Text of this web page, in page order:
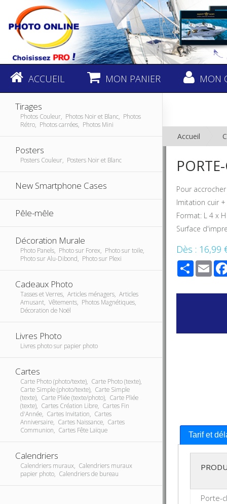
ACCUEIL MON PANIER MON
Tirages
Photos Couleur, Photos Noir et Blanc, Photos
Rétro, Photos carrées, Photos Mini
Posters
Posters Couleur, Posters Noir et Blanc
New Smartphone Cases
Pêle-mêle
Décoration Murale
Photo Panels, Photo sur Forex, Photo sur toile,
Photo sur Alu-Dibond, Photo sur Plexi
Cadeaux Photo
Tasses et Verres, Articles ménagers, Articles
Amusant, Vêtements, Photos Magnétiques,
Décoration de Noël
Livres Photo
Livres photo sur papier photo
Cartes
Carte Photo (photo/texte), Carte Photo (texte),
Carte Simple (photo/texte), Carte Simple
(texte), Carte Pliée (texte/photo), Carte Pliée
(texte), Cartes Création Libre, Cartes Fin
d'Année, Cartes Invitation, Cartes
Anniversaire, Cartes Naissance, Cartes
Communion, Cartes Fête Laïque
Calendriers
Calendriers muraux, Calendriers muraux
papier photo, Calendriers de bureau
Accueil
Pour
Imitation cuir
Format: L 4 x
Surface
Dès : 16,99
Share
Tarif et
Porte-